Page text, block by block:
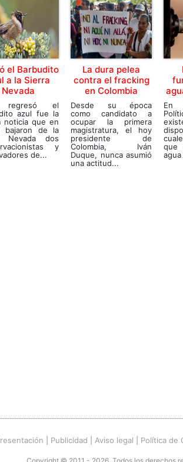
el Barbudito
a la Sierra
Nevada
regresó el
azul fue la
noticia que en
bajaron de la
Nevada dos
y
de...
La dura pelea
contra el fracking
en Colombia
Desde su época
como candidato a
ocupar la primera
magistratura, el hoy
presidente de
Colombia, Iván
Duque, nunca asumió
una actitud...
En
que
Publicidad Aviso legal Política de